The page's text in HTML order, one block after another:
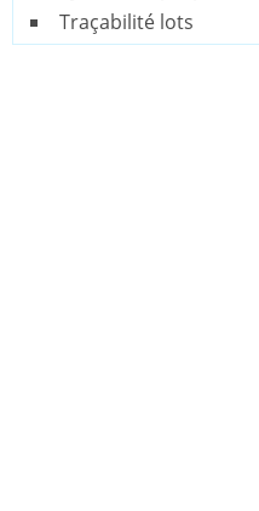
Traçabilité lots